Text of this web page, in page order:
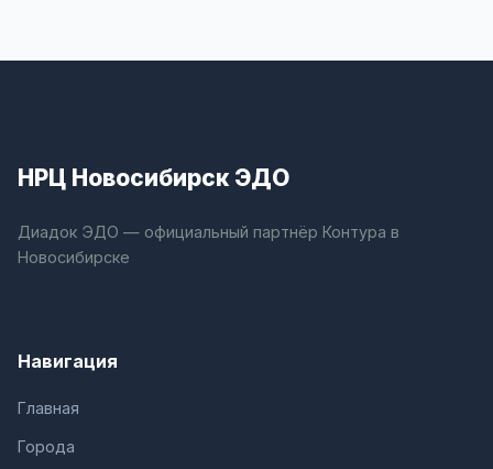
НРЦ Новосибирск ЭДО
Диадок ЭДО — официальный партнёр Контура в
Новосибирске
Навигация
Главная
Города